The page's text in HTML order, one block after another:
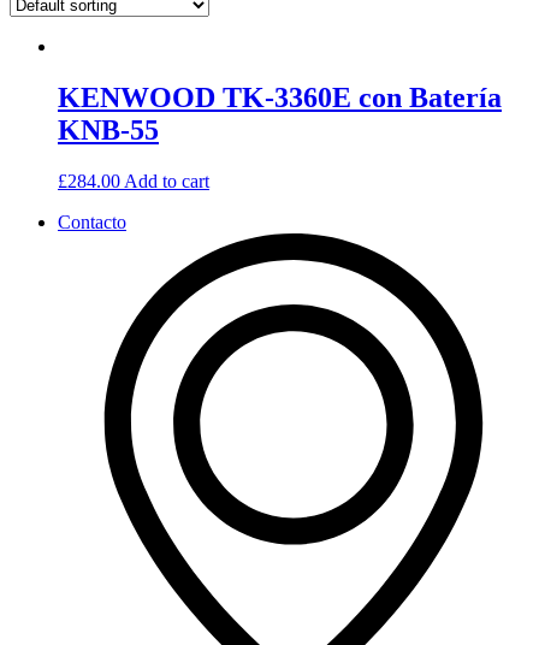
KENWOOD TK-3360E con Batería
KNB-55
£284.00 Add to cart
Contacto